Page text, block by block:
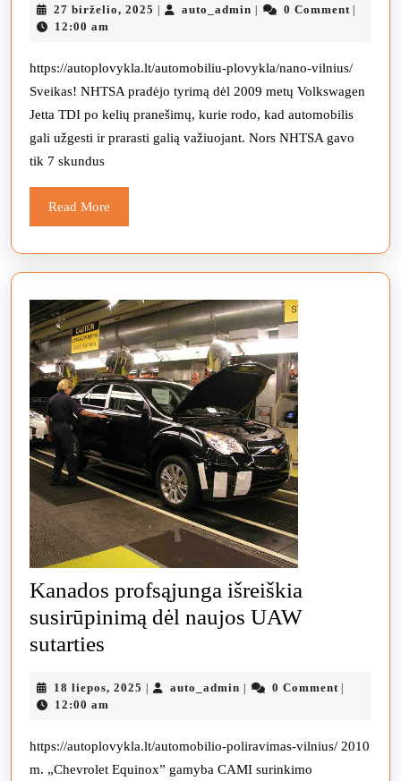
„Volkswagen
dėl
užstrigimo
problemų
27 birželio, 2025 27
| auto_admin auto_admin
| 0 Comment |
12:00 am
https://autoplovykla.lt/automobiliu-plovykla/nano-vilnius/
Sveikas! NHTSA pradėjo tyrimą dėl 2009 metų Volkswagen
Jetta TDI po kelių pranešimų, kurie rodo, kad automobilis
gali užgesti ir prarasti galią važiuojant. Nors NHTSA gavo
tik 7 skundus
Read More
More
Kanados profsąjunga išreiškia
susirūpinimą dėl naujos UAW
sutarties
išreiškia
dėl
18 liepos, 2025 18
| auto_admin auto_admin
| 0 Comment |
12:00 am
https://autoplovykla.lt/automobilio-poliravimas-vilnius/ 2010
m. „Chevrolet Equinox” gamyba CAMI surinkimo